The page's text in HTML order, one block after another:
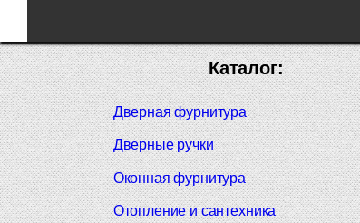
Каталог:
Дверная фурнитура
Дверные ручки
Оконная фурнитура
Отопление и сантехника